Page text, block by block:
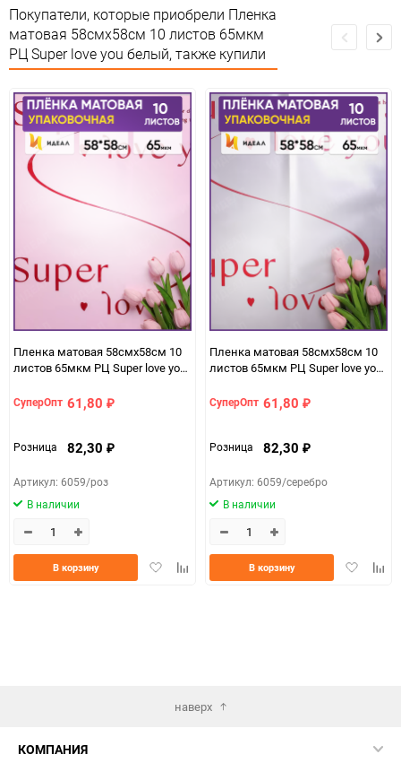
Срок годности Срок годности не ограничен
Предназначение товара Для флористики
Особые условия Особых условий не требует
Минимальное количество
Количество в коробке 100
Единица измерения
Покупатели, которые приобрели Пленка
матовая 58смх58см 10 листов 65мкм
РЦ Super love you белый, также купили
Пленка матовая 58смх58см 10
листов 65мкм РЦ Super love you
СуперОпт 61,80 ₽
Розница 82,30 ₽
Артикул: 6059/роз
В наличии
ДобавитьДобавить
В корзину
Пленка матовая 58смх58см 10
листов 65мкм РЦ Super love you
СуперОпт 61,80 ₽
Розница 82,30 ₽
Артикул: 6059/серебро
В наличии
Добавить
В корзину
наверх
КОМПАНИЯ